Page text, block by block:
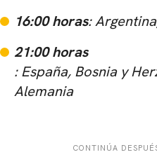
16:00 horas:
21:00 horas
: España, Bosnia y
Alemania
CONTINÚA